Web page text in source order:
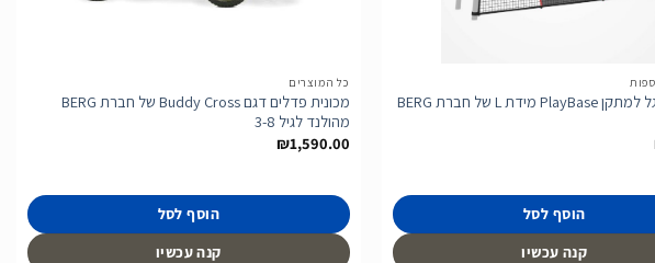
רשת כדורגל למתקן PlayBase מידת L של חברת BERG
הוסף לסל
קנה עכשיו
כל המוצרים
מכונית פדלים דגם Buddy Cross של חברת BERG
מהולנד לגיל 3-8
₪1,590.00
הוסף לסל
קנה עכשיו